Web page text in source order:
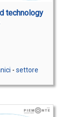
technology
- settore